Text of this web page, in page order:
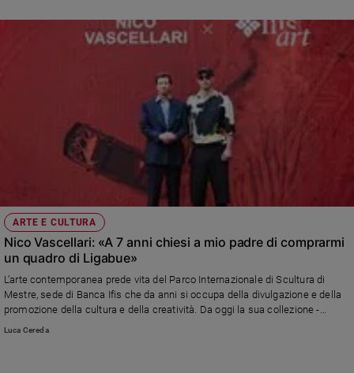
ARTE E CULTURA
Nico Vascellari: «A 7 anni chiesi a mio padre di comprarmi
un quadro di Ligabue»
L’arte contemporanea prede vita del Parco Internazionale di Scultura di
Mestre, sede di Banca Ifis che da anni si occupa della divulgazione e della
promozione della cultura e della creatività. Da oggi la sua collezione -
aperta a tutti in Villa Fürstenberg - si arricchisce di 9 opere dell’artista
Luca Cereda